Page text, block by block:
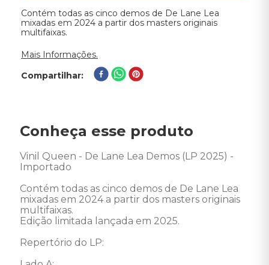
Contém todas as cinco demos de De Lane Lea
mixadas em 2024 a partir dos masters originais
multifaixas.
Mais Informações.
Compartilhar
Conheça esse produto
Vinil Queen - De Lane Lea Demos (LP 2025) -
Importado
Contém todas as cinco demos de De Lane Lea
mixadas em 2024 a partir dos masters originais
multifaixas.
Edição limitada lançada em 2025.
Repertório do LP: